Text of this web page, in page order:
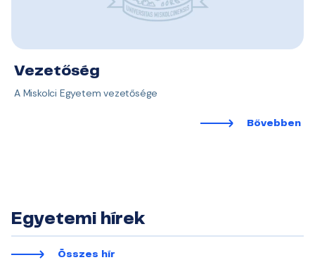
Vezetőség
A Miskolci Egyetem vezetősége
Bővebben
Egyetemi hírek
Összes hír